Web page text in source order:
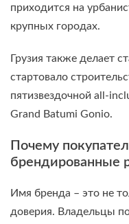
приходится на
крупных городах.
Грузия также делает
стартовало
пятизвездочной all-
Grand Batumi Gonio.
Почему
брендированные
Имя бренда – это не
доверия. Владельцы